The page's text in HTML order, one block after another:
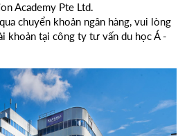
Academy Pte Ltd.
chuyển khoản ngân hàng, vui lòng
khoản tại công ty tư vấn du học Á -